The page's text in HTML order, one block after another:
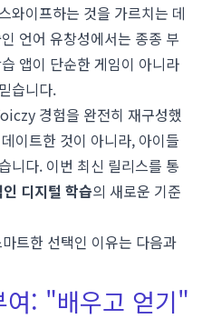
와이프하는 것을 가르치는 데
언어 유창성에서는 종종 부
앱이 단순한 게임이 아니라
습니다.
경험을 완전히 재구성했
이트한 것이 아니라, 아이들
니다. 이번 최신 릴리스를 통
디지털 학습의 새로운 기준
트한 선택인 이유는 다음과
여: "배우고 얻기"